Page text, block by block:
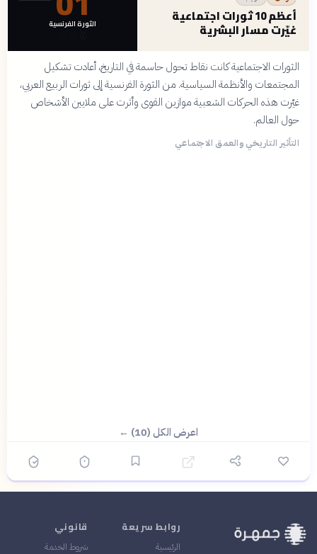
أعظم 10 ثورات اجتماعية
غيّرت مسار البشرية الثورة الفرنسية
الثورات الاجتماعية كانت نقاط تحول حاسمة في التاريخ، أعادت تشكيل
المجتمعات والأنظمة السياسية. من الثورة الفرنسية إلى ثورات الربيع العربي،
غيّرت هذه الحركات الشعبية موازين القوى وأثرت على ملايين الأشخاص
حول العالم.
التأثير التاريخي والعمق الاجتماعي
اعرض الكل (10) ←
روابط سريعة
الرئيسية
قانوني
شروط الخدمة